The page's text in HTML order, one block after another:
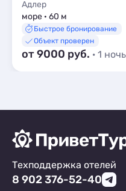
Адлер
море · 60 м
Быстрое бронирование
Объект проверен
от 9000 руб. · 1 ночь
Техподдержка отелей
8 902 376-52-40